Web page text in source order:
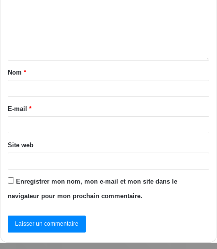
Nom *
E-mail *
Site web
Enregistrer mon nom, mon e-mail et mon site dans le
navigateur pour mon prochain commentaire.